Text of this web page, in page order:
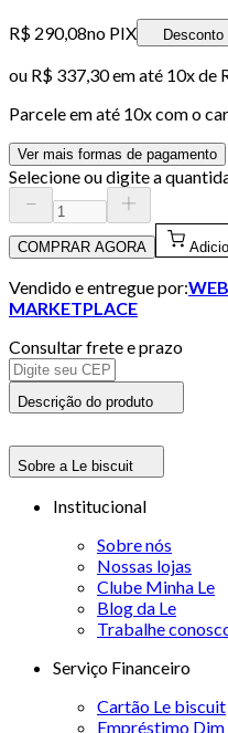
R$ 290,08no PIX Desconto
ou R$ 337,30em até 10x de
Parcele em até 10x com o
Ver mais formas de pagamento
Selecione ou digite a
COMPRAR AGORA
Vendido e entregue por:
MARKETPLACE
Consultar frete e prazo
Descrição do produto
Sobre a Le biscuit
Institucional
Sobre nós
Nossas lojas
Clube Minha Le
Blog da Le
Trabalhe
Serviço Financeiro
Cartão Le biscuit
Empréstimo